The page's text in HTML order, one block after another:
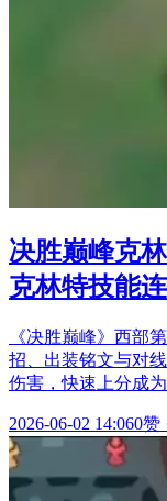
决胜巅峰克
克林特技能
《决胜巅峰》西部
招、出装铭文与对
伤害，快速上分成为
2026-06-02 14:060赞